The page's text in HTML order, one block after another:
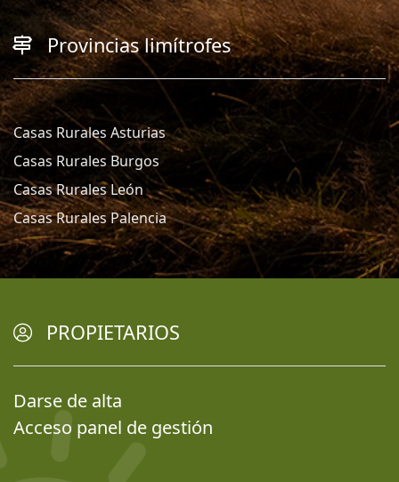
Provincias limítrofes
Casas Rurales Asturias
Casas Rurales Burgos
Casas Rurales León
Casas Rurales Palencia
PROPIETARIOS
Darse de alta
Acceso panel de gestión